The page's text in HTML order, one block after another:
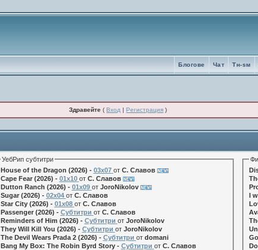
Tн-sм
Чат
Блогове
Здравейте (Вход |Регистрация )
УебРип субтитри
House of the Dragon (2026) - 03x07 от С. Славов
Cape Fear (2026) - 01x10 от С. Славов
Dutton Ranch (2026) - 01x09 от JoroNikolov
Sugar (2026) - 02x04 от С. Славов
Star City (2026) - 01x08 от С. Славов
Passenger (2026) - Субтитри от С. Славов
Reminders of Him (2026) - Субтитри от JoroNikolov
They Will Kill You (2026) - Субтитри от JoroNikolov
The Devil Wears Prada 2 (2026) - Субтитри от domani
Bang My Box: The Robin Byrd Story - Субтитри от С. Славов
I